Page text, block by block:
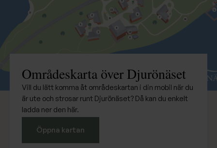
Områdeskarta över Djurönäset
Vill du lätt komma åt områdeskartan i din mobil när du
är ute och strosar runt Djurönäset? Då kan du enkelt
ladda ner den här.
Öppna kartan